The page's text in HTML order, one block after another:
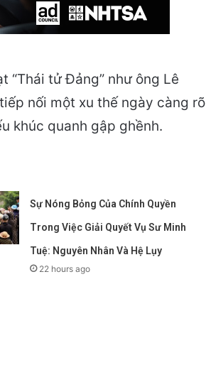
“Thái tử Đảng” như ông Lê
nối một xu thế ngày càng rõ
khúc quanh gập ghềnh.
Sự Nóng Bỏng Của Chính Quyền
Trong Việc Giải Quyết Vụ Sư Minh
Tuệ: Nguyên Nhân Và Hệ Lụy
22 hours ago